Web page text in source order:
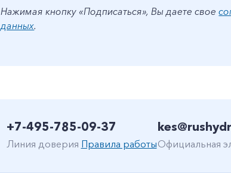
Нажимая кнопку «Подписаться», Вы даете свое
данных.
+7-495-785-09-37
Линия доверия Правила работыОфициальная